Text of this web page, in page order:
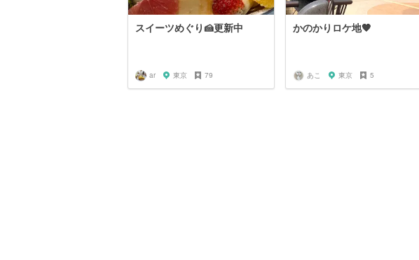
スイーツめぐり🍰更新中
ar 東京 79
かのかりロケ地🧡
あこ 東京 5